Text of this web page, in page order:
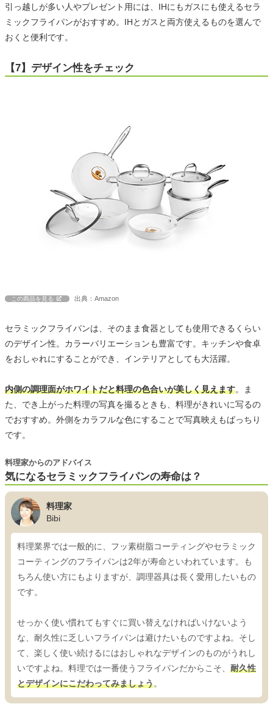
引っ越しが多い人やプレゼント用には、IHにもガスにも使えるセラ
ミックフライパンがおすすめ。IHとガスと両方使えるものを選んで
おくと便利です。
【7】デザイン性をチェック
この商品を見る 出典：Amazon
セラミックフライパンは、そのまま食器としても使用できるくらい
のデザイン性。カラーバリエーションも豊富です。キッチンや食卓
をおしゃれにすることができ、インテリアとしても大活躍。
内側の調理面がホワイトだと料理の色合いが美しく見えます。ま
た、でき上がった料理の写真を撮るときも、料理がきれいに写るの
でおすすめ。外側をカラフルな色にすることで写真映えもばっちり
です。
気になるセラミックフライパンの寿命は？
料理家からのアドバイス
料理家
Bibi
料理業界では一般的に、フッ素樹脂コーティングやセラミック
コーティングのフライパンは2年が寿命といわれています。も
ちろん使い方にもよりますが、調理器具は長く愛用したいもの
です。
せっかく使い慣れてもすぐに買い替えなければいけないよう
な、耐久性に乏しいフライパンは避けたいものですよね。そし
て、楽しく使い続けるにはおしゃれなデザインのものがうれし
いですよね。料理では一番使うフライパンだからこそ、 耐久性
とデザインにこだわってみましょう。